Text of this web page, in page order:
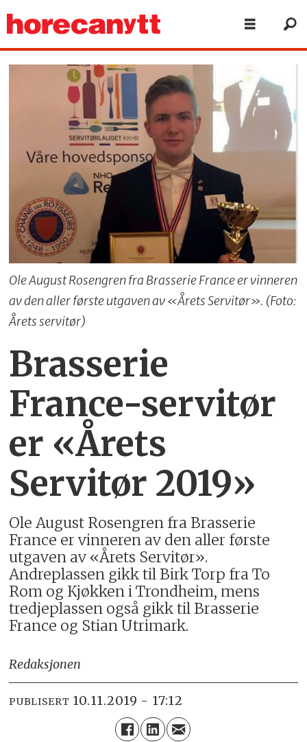
Ole August Rosengren fra Brasserie France er vinneren
av den aller første utgaven av «Årets Servitør». (Foto:
Årets servitør)
Brasserie
France-servitør
er «Årets
Servitør 2019»
Ole August Rosengren fra Brasserie
France er vinneren av den aller første
utgaven av «Årets Servitør».
Andreplassen gikk til Birk Torp fra To
Rom og Kjøkken i Trondheim, mens
tredjeplassen også gikk til Brasserie
France og Stian Utrimark.
Redaksjonen
PUBLISERT 10.11.2019 - 17:12